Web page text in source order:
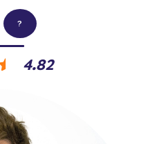
?
4.82